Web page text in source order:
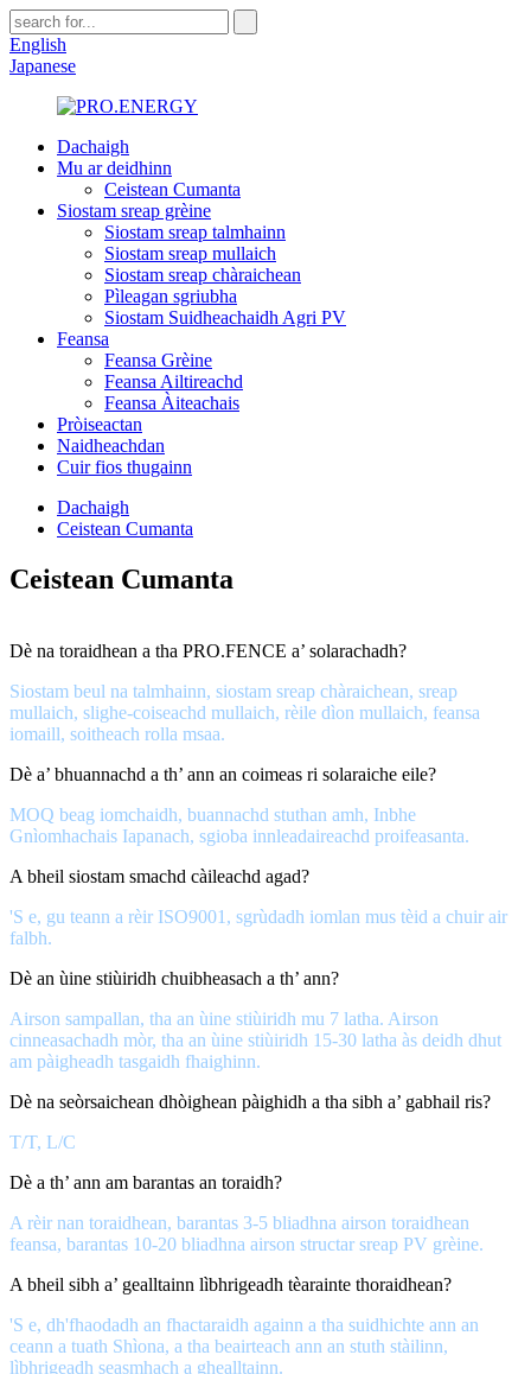
English
Japanese
Dachaigh
Mu ar deidhinn
Ceistean Cumanta
Siostam sreap grèine
Siostam sreap talmhainn
Siostam sreap mullaich
Siostam sreap chàraichean
Pìleagan sgriubha
Siostam Suidheachaidh Agri PV
Feansa
Feansa Grèine
Feansa Ailtireachd
Feansa Àiteachais
Pròiseactan
Naidheachdan
Cuir fios thugainn
Dachaigh
Ceistean Cumanta
Ceistean Cumanta
Dè na toraidhean a tha PRO.FENCE a’ solarachadh?
Siostam beul na talmhainn, siostam sreap chàraichean, sreap
mullaich, slighe-coiseachd mullaich, rèile dìon mullaich, feansa
iomaill, soitheach rolla msaa.
Dè a’ bhuannachd a th’ ann an coimeas ri solaraiche eile?
MOQ beag iomchaidh, buannachd stuthan amh, Inbhe
Gnìomhachais Iapanach, sgioba innleadaireachd proifeasanta.
A bheil siostam smachd càileachd agad?
'S e, gu teann a rèir ISO9001, sgrùdadh iomlan mus tèid a chuir air
falbh.
Dè an ùine stiùiridh chuibheasach a th’ ann?
Airson sampallan, tha an ùine stiùiridh mu 7 latha. Airson
cinneasachadh mòr, tha an ùine stiùiridh 15-30 latha às deidh dhut
am pàigheadh tasgaidh fhaighinn.
Dè na seòrsaichean dhòighean pàighidh a tha sibh a’ gabhail ris?
T/T, L/C
Dè a th’ ann am barantas an toraidh?
A rèir nan toraidhean, barantas 3-5 bliadhna airson toraidhean
feansa, barantas 10-20 bliadhna airson structar sreap PV grèine.
A bheil sibh a’ gealltainn lìbhrigeadh tèarainte thoraidhean?
'S e, dh'fhaodadh an fhactaraidh againn a tha suidhichte ann an
ceann a tuath Shìona, a tha beairteach ann an stuth stàilinn,
lìbhrigeadh seasmhach a ghealltainn.